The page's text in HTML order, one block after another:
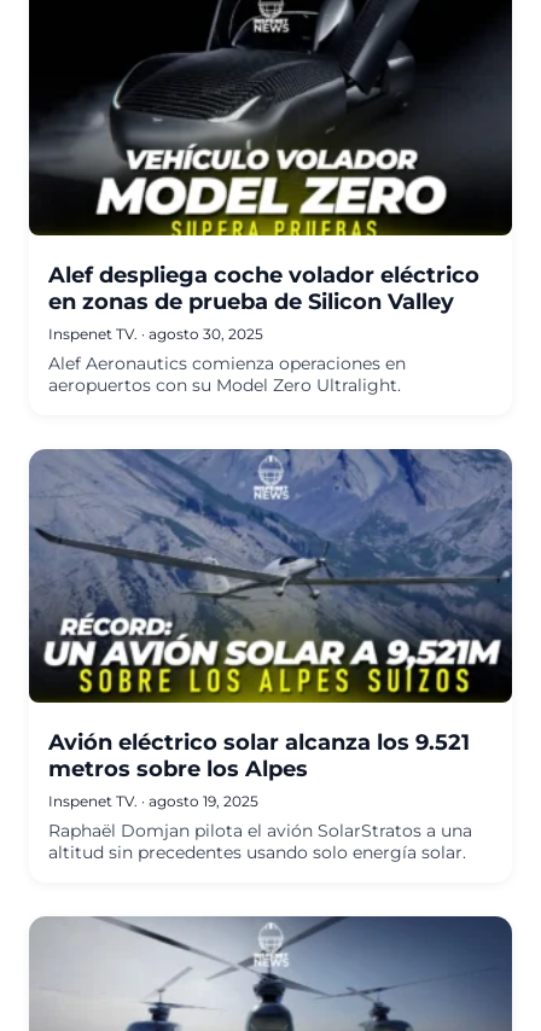
Alef despliega coche volador eléctrico
en zonas de prueba de Silicon Valley
Inspenet TV. · agosto 30, 2025
Alef Aeronautics comienza operaciones en
aeropuertos con su Model Zero Ultralight.
Avión eléctrico solar alcanza los 9.521
metros sobre los Alpes
Inspenet TV. · agosto 19, 2025
Raphaël Domjan pilota el avión SolarStratos a una
altitud sin precedentes usando solo energía solar.